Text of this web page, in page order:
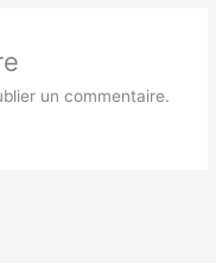
un commentaire.